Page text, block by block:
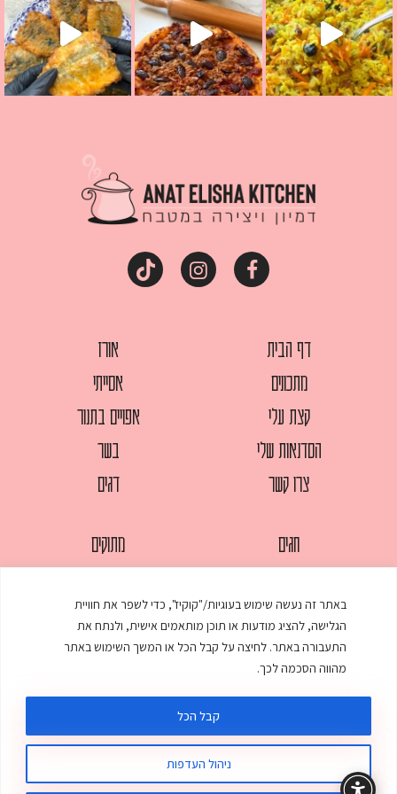
באתר זה נעשה שימוש בעוגיות/"קוקיז", כדי לשפר את חוויית
הגלישה, להציג מודעות או תוכן מותאמים אישית, ולנתח את
התעבורה באתר. לחיצה על קבל הכל או המשך השימוש באתר
מהווה הסכמה לכך.
ניהול העדפות
קבל הכל
דף הבית
מתכונים
קצת עלי
הסדנאות שלי
צרו קשר
אורז
אסייתי
אפויים בתנור
בשר
דגים
חגים
מאפים
ממולאים
מרקים
מתוקים
עוגות
עוף
© כל הזכויות שמורות לענת אלישע | עיצוב ובניית אתר